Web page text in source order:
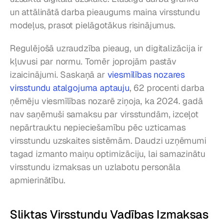
un attālinātā darba pieaugums maina virsstundu
modeļus, prasot pielāgotākus risinājumus.
Regulējošā uzraudzība pieaug, un digitalizācija ir
kļuvusi par normu. Tomēr joprojām pastāv
izaicinājumi. Saskaņā ar viesmīlības nozares
virsstundu atalgojuma aptauju, 62 procenti darba
ņēmēju viesmīlības nozarē ziņoja, ka 2024. gadā
nav saņēmuši samaksu par virsstundām, izceļot
nepārtrauktu nepieciešamību pēc uzticamas
virsstundu uzskaites sistēmām. Daudzi uzņēmumi
tagad izmanto maiņu optimizāciju, lai samazinātu
virsstundu izmaksas un uzlabotu personāla
apmierinātību.
Sliktas Virsstundu Vadības Izmaksas